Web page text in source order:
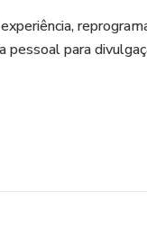
pessoal para